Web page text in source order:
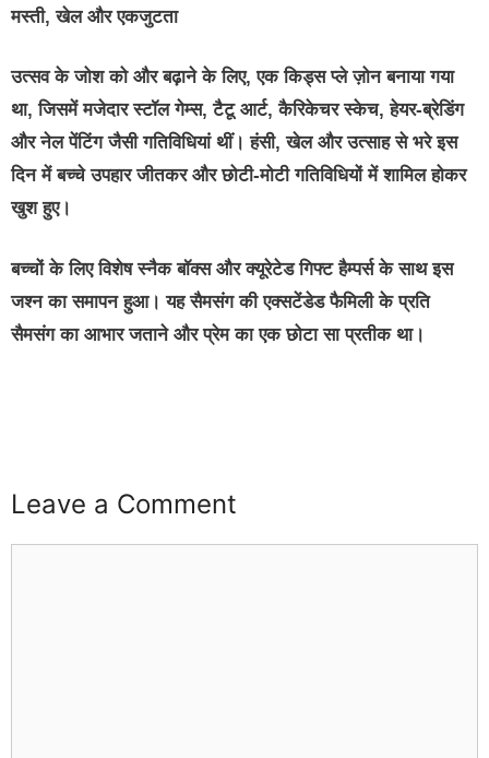
मस्ती,खेल और एकजुटता
उत्सव के जोश को और बढ़ाने के लिए, एक किड्स प्ले ज़ोन बनाया गया
था, जिसमें मजेदार स्टॉल गेम्स, टैटू आर्ट, कैरिकेचर स्केच, हेयर-ब्रेडिंग
और नेल पेंटिंग जैसी गतिविधियां थीं। हंसी, खेल और उत्साह से भरे इस
दिन में बच्चे उपहार जीतकर और छोटी-मोटी गतिविधियों में शामिल होकर
खुश हुए।
बच्चों के लिए विशेष स्नैक बॉक्स और क्यूरेटेड गिफ्ट हैम्पर्स के साथ इस
जश्‍न का समापन हुआ। यह सैमसंग की एक्‍सटेंडेड फैमिली के प्रति
सैमसंग का आभार जताने और प्रेम का एक छोटा सा प्रतीक था।
Leave a Comment